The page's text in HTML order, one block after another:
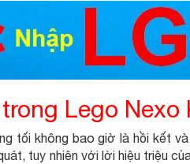
Lego
tối không bao giờ là hồi kết
tuy nhiên với lời hiệu triệu